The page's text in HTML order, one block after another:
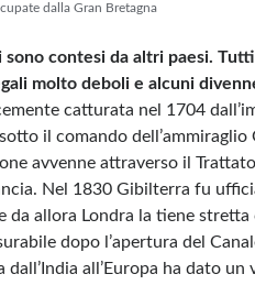
dalla Gran Bretagna
contesi da altri paesi.
molto deboli e alcuni
catturata nel 1704
il comando dell’ammiraglio
avvenne attraverso il
Nel 1830 Gibilterra fu
da allora Londra la tiene stretta
dopo l’apertura del
all’Europa ha dato un